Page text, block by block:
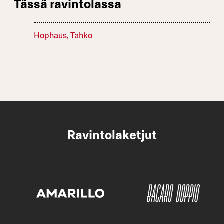
Tässä ravintolassa
Hophaus, Tahko
Ravintolaketjut